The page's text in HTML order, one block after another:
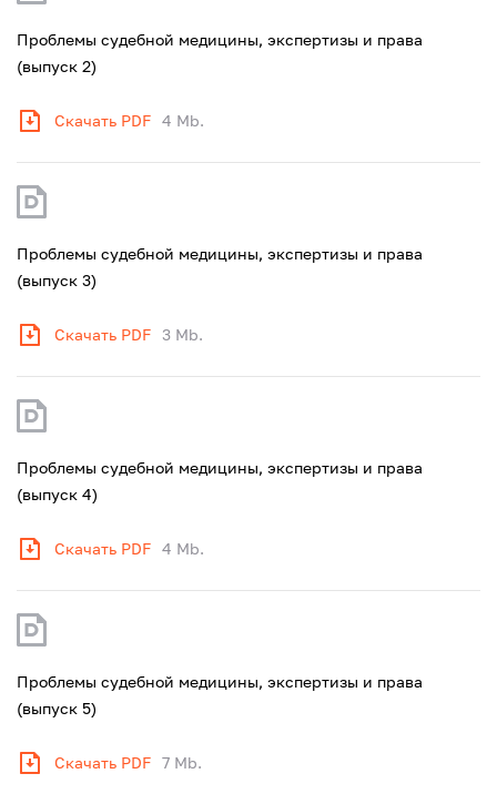
Проблемы судебной медицины, экспертизы и права
(выпуск 2)
Скачать PDF 4 Mb.
Проблемы судебной медицины, экспертизы и права
(выпуск 3)
Скачать PDF 3 Mb.
Проблемы судебной медицины, экспертизы и права
(выпуск 4)
Скачать PDF 4 Mb.
Проблемы судебной медицины, экспертизы и права
(выпуск 5)
Скачать PDF 7 Mb.